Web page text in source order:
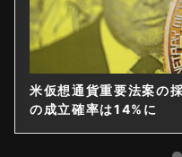
米仮想通貨重要法案の
の成立確率は14%に